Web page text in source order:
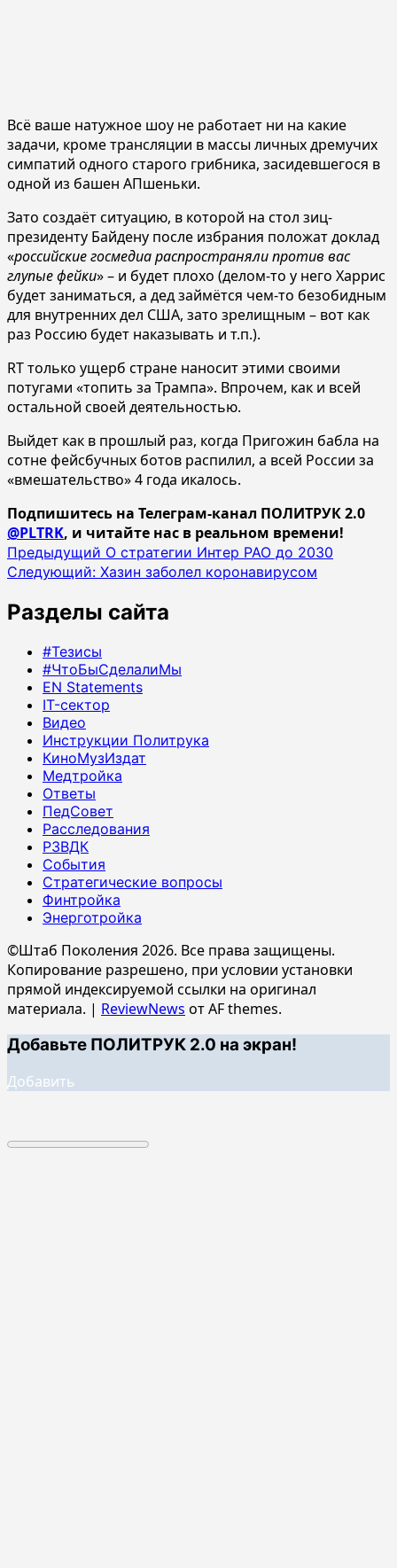
Всё ваше натужное шоу не работает ни на какие
задачи, кроме трансляции в массы личных дремучих
симпатий одного старого грибника, засидевшегося в
одной из башен АПшеньки.
Зато создаёт ситуацию, в которой на стол зиц-
президенту Байдену после избрания положат доклад
«российские госмедиа распространяли против вас
глупые фейки» – и будет плохо (делом-то у него Харрис
будет заниматься, а дед займётся чем-то безобидным
для внутренних дел США, зато зрелищным – вот как
раз Россию будет наказывать и т.п.).
RT только ущерб стране наносит этими своими
потугами «топить за Трампа». Впрочем, как и всей
остальной своей деятельностью.
Выйдет как в прошлый раз, когда Пригожин бабла на
сотне фейсбучных ботов распилил, а всей России за
«вмешательство» 4 года икалось.
Подпишитесь на Телеграм-канал ПОЛИТРУК 2.0
@PLTRK, и читайте нас в реальном времени!
Навигация
записи
Предыдущий О стратегии Интер РАО до 2030
Следующий: Хазин заболел коронавирусом
Разделы сайта
#Тезисы
#ЧтоБыСделалиМы
EN Statements
IT-сектор
Видео
Инструкции Политрука
КиноМузИздат
Медтройка
Ответы
ПедСовет
Расследования
РЗВДК
События
Стратегические вопросы
Финтройка
Энерготройка
©Штаб Поколения 2026. Все права защищены.
Копирование разрешено, при условии установки
прямой индексируемой ссылки на оригинал
материала. | ReviewNews от AF themes.
Добавьте ПОЛИТРУК 2.0 на экран!
Добавить